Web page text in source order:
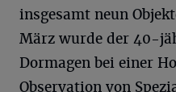
insgesamt neun
März wurde der 40-
Dormagen bei einer
Observation von